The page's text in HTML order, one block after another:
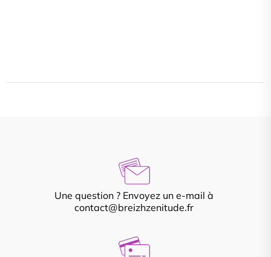
Une question ? Envoyez un e-mail à
contact@breizhzenitude.fr